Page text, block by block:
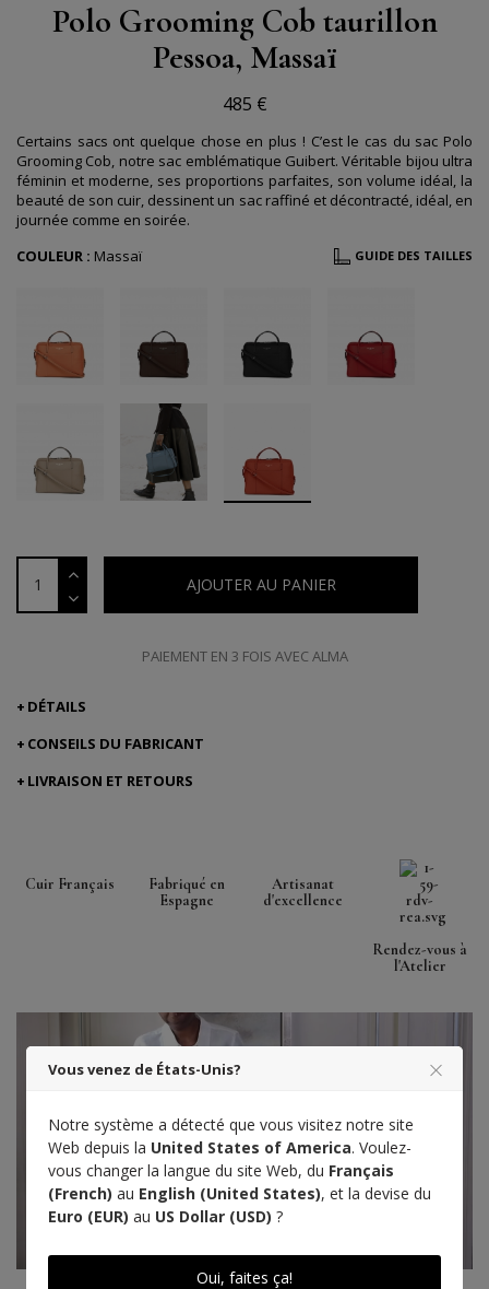
Polo Grooming Cob taurillon
Pessoa, Massaï
485 €
Certains sacs ont quelque chose en plus ! C’est le cas du sac Polo
Grooming Cob, notre sac emblématique Guibert. Véritable bijou ultra
féminin et moderne, ses proportions parfaites, son volume idéal, la
beauté de son cuir, dessinent un sac raffiné et décontracté, idéal, en
journée comme en soirée.
COULEUR : Massaï GUIDE DES TAILLES
AJOUTER AU PANIER
PAIEMENT EN 3 FOIS AVEC ALMA
DÉTAILS
CONSEILS DU FABRICANT
LIVRAISON ET RETOURS
Cuir Français
Fabriqué en
Espagne
Artisanat
d'excellence
Rendez-vous à
l'Atelier
Vous venez de États-Unis?
Notre système a détecté que vous visitez notre site
Web depuis la United States of America. Voulez-
vous changer la langue du site Web, du Français
(French) au English (United States), et la devise du
Euro (EUR) au US Dollar (USD) ?
Oui, faites ça!